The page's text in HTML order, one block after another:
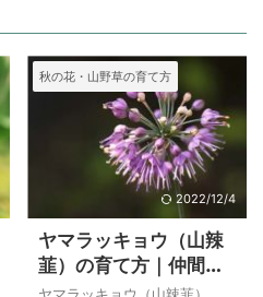
秋の花・山野草の育て方
2022/12/4
ヤマラッキョウ（山辣
韮）の育て方｜仲間の
ミヤマラッキョウ